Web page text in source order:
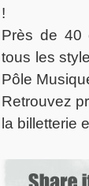
!
Près de 40
tous les
Pôle
Retrouvez
la billetterie